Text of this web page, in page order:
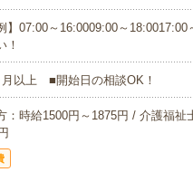
】07:00～16:0009:00～
！
月以上 ■開始日の相談OK！
：時給1500円～1875円 / 介護福